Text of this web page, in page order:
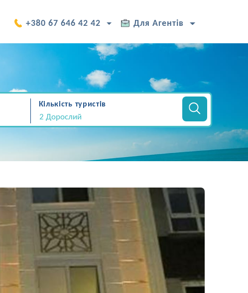
+380 67 646 42 42 Для Агентів
Кількість туристів